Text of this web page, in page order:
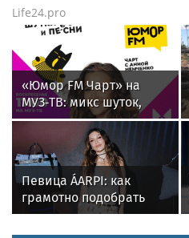
Life24.pro
«Юмор FM Чарт» на
МУЗ‑ТВ: микс шуток,
песен и позитива
Певица ÁARPI: как
грамотно подобрать
гардероб для